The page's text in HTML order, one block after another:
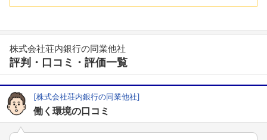
株式会社荘内銀行の同業他社
評判・口コミ・評価一覧
[株式会社荘内銀行の同業他社]
働く環境の口コミ